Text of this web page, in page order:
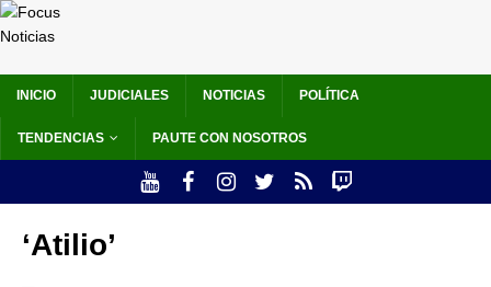
INICIO JUDICIALES NOTICIAS POLÍTICA
TENDENCIAS PAUTE CON NOSOTROS
‘Atilio’